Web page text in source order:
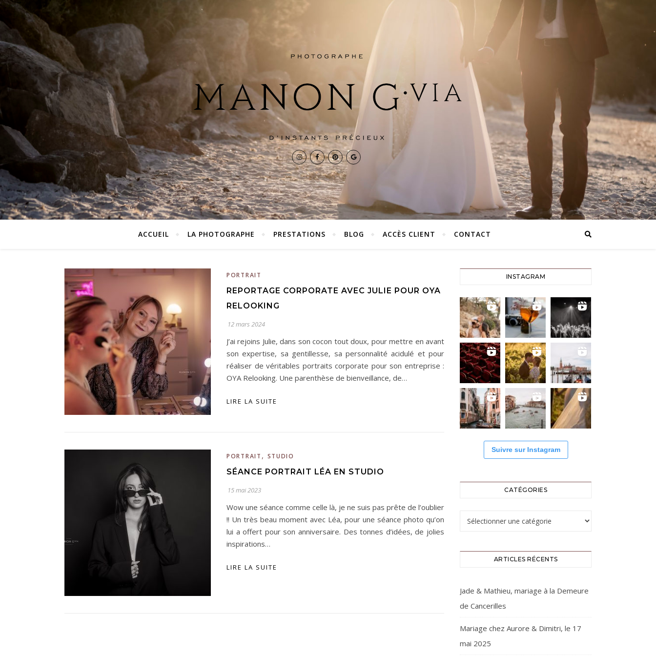
ACCUEIL LA PHOTOGRAPHE PRESTATIONS BLOG ACCÈS CLIENT CONTACT
PORTRAIT
REPORTAGE CORPORATE AVEC JULIE POUR OYA
RELOOKING
12 mars 2024
J’ai rejoins Julie, dans son cocon tout doux, pour mettre en avant
son expertise, sa gentillesse, sa personnalité acidulé et pour
réaliser de véritables portraits corporate pour son entreprise :
OYA Relooking. Une parenthèse de bienveillance, de…
LIRE LA SUITE
PORTRAIT , STUDIO
SÉANCE PORTRAIT LÉA EN STUDIO
15 mai 2023
Wow une séance comme celle là, je ne suis pas prête de l’oublier
!! Un très beau moment avec Léa, pour une séance photo qu’on
lui a offert pour son anniversaire. Des tonnes d’idées, de jolies
inspirations…
LIRE LA SUITE
INSTAGRAM
Suivre sur Instagram
CATÉGORIES
Catégories
ARTICLES RÉCENTS
Jade & Mathieu, mariage à la Demeure
de Cancerilles
Mariage chez Aurore & Dimitri, le 17
mai 2025